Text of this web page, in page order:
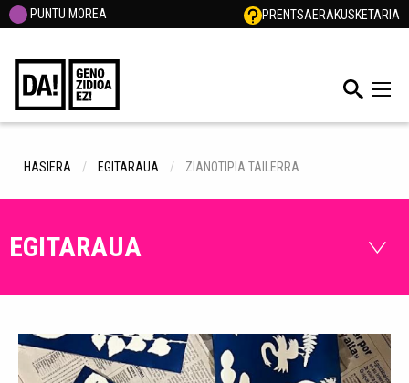
PUNTU MOREA PRENTSAERAKUSKETARIA
HASIERA EGITARAUA ZIANOTIPIA TAILERRA
EGITARAUA